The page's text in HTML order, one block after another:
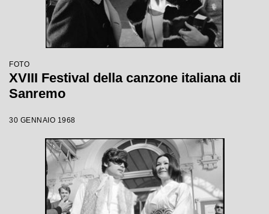
FOTO
XVIII Festival della canzone italiana di
Sanremo
30 GENNAIO 1968